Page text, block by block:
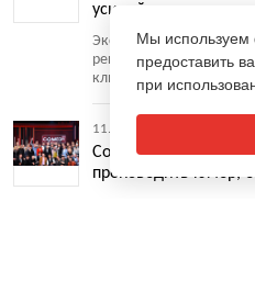
усилий — максимум
Эксперт рассказал о
рекламной кампании
кликов
11.11.2024
Comedy Club: «Если
производить юмор,
Мы
предоставить
при